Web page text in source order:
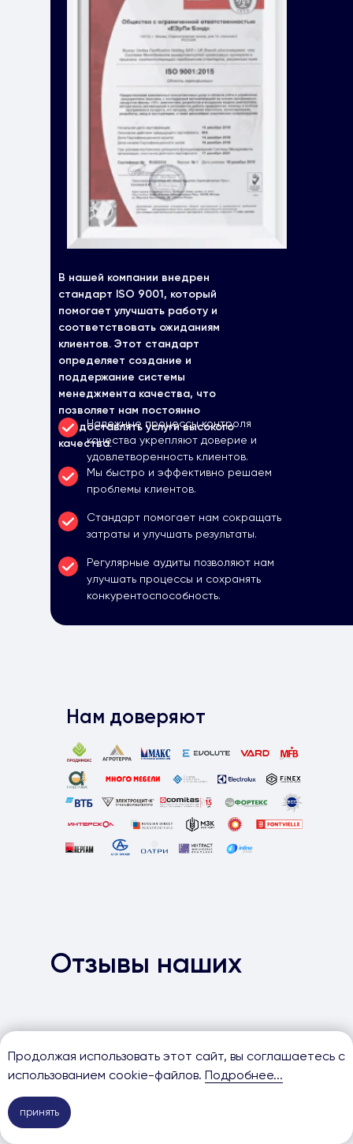
В нашей компании внедрен
стандарт ISO 9001, который
помогает улучшать работу и
соответствовать ожиданиям
клиентов. Этот стандарт
определяет создание и
поддержание системы
менеджмента качества, что
позволяет нам постоянно
предоставлять услуги высокого
качества.
Надежные процессы контроля
качества укрепляют доверие и
удовлетворенность клиентов.
Мы быстро и эффективно решаем
проблемы клиентов.
Стандарт помогает нам сокращать
затраты и улучшать результаты.
Регулярные аудиты позволяют нам
улучшать процессы и сохранять
конкурентоспособность.
Нам доверяют
Отзывы наших
Продолжая использовать этот сайт, вы соглашаетесь с
использованием cookie-файлов. Подробнее...
принять